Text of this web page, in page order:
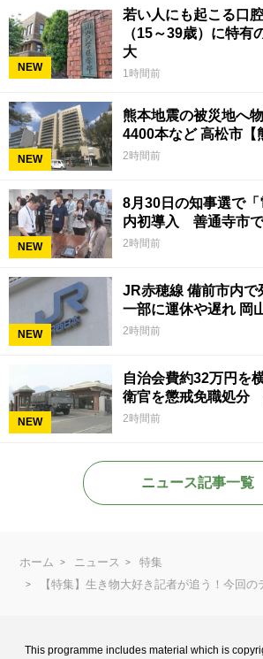
NEW
若い人にも起こる口
（15～39歳）に特
大
1時間前
NEW
熊本地震の被災地へ
4400本など 高松市【
2時間前
NEW
8月30日の知事選で
内初導入 善通寺市
2時間前
NEW
JR赤穂線 備前市内で
一部に運休や遅
2時間前
NEW
自治会費約32万円を
衛官を懲戒免職処分
2時間前
ニュース記事一覧
ホーム ニュース
特集
【特集】生き物大好き記者が追う！今回の
This programme includes material which is